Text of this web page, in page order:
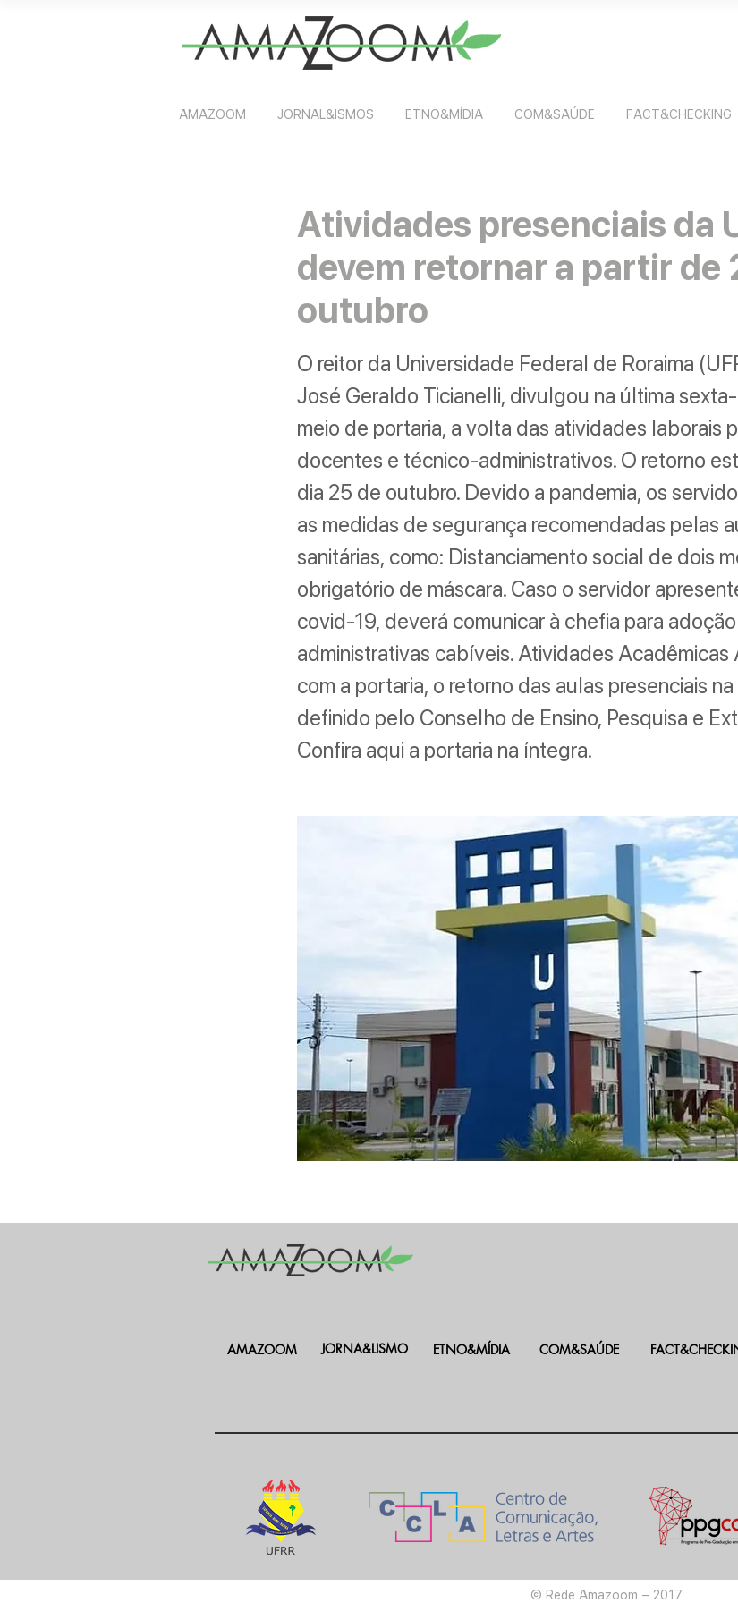
AMAZOOM JORNAL&ISMOS ETNO&MÍDIA COM&SAÚDE FACT&CHECKING
Atividades presenciais da
devem retornar a partir de
outubro
O reitor da Universidade Federal de Roraima
José Geraldo Ticianelli, divulgou na última
meio de portaria, a volta das atividades laborais
docentes e técnico-administrativos. O retorno
dia 25 de outubro. Devido a pandemia, os
as medidas de segurança recomendadas pelas
sanitárias, como: Distanciamento social de dois
obrigatório de máscara. Caso o servidor
covid-19, deverá comunicar à chefia para
administrativas cabíveis. Atividades Acadêmicas
com a portaria, o retorno das aulas presenciais
definido pelo Conselho de Ensino, Pesquisa e
Confira aqui a portaria na íntegra.
AMAZOOM JORNA&LISMO ETNO&MÍDIA COM&SAÚDE
© Rede Amazoom – 2017